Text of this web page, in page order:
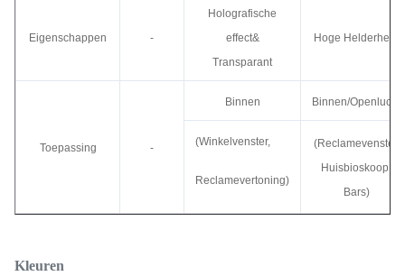
Eigenschappen -
Holografische
effect&
Transparant
Hoge Helderheid
Toepassing -
Binnen Binnen/Openlucht
(Winkelvenster,
Reclamevertoning)
(Reclamevenster,
Huisbioskoop,
Bars)
Kleuren